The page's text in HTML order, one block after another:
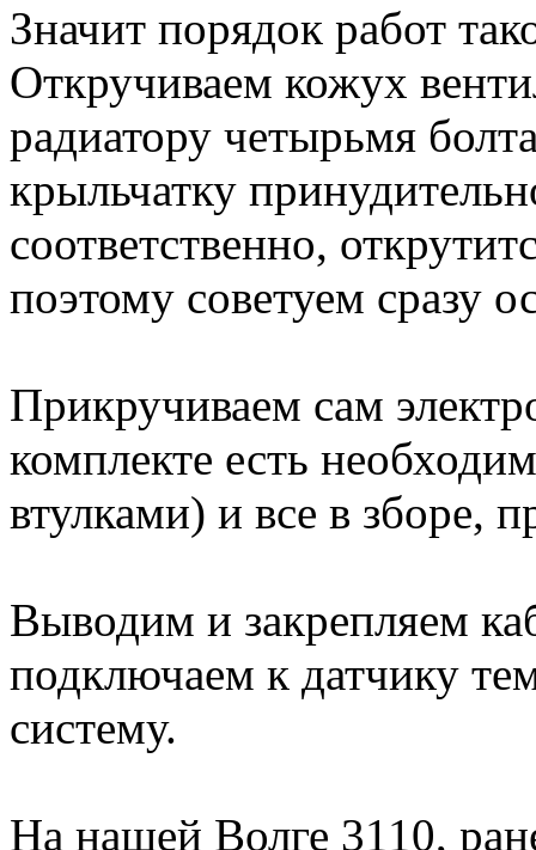
Значит порядок работ
Откручиваем кожух
радиатору четырьмя
крыльчатку
соответственно,
поэтому советуем сразу
Прикручиваем сам
комплекте есть
втулками) и все в зборе,
Выводим и закрепляем
подключаем к датчику
систему.
На нашей Волге 3110,